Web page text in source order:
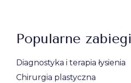
Popularne zabiegi
Diagnostyka i terapia łysienia
Chirurgia plastyczna